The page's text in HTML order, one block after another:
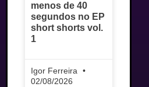
menos de 40
segundos no EP
short shorts vol.
1
Igor Ferreira
02/08/2026